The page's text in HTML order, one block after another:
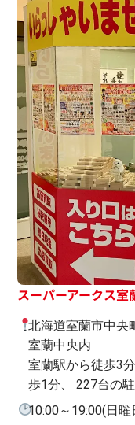
スーパーアークス室
北海道室蘭市中央
室蘭中央内
室蘭駅から徒歩3
歩1分、 227台の
10:00～19:00(日